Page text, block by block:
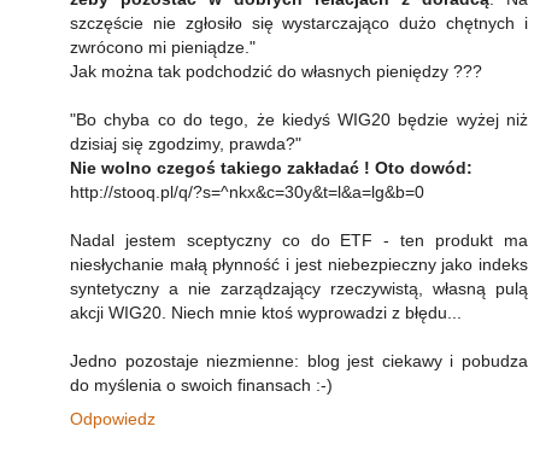
szczęście nie zgłosiło się wystarczająco dużo chętnych i
zwrócono mi pieniądze."
Jak można tak podchodzić do własnych pieniędzy ???
"Bo chyba co do tego, że kiedyś WIG20 będzie wyżej niż
dzisiaj się zgodzimy, prawda?"
Nie wolno czegoś takiego zakładać ! Oto dowód:
http://stooq.pl/q/?s=^nkx&c=30y&t=l&a=lg&b=0
Nadal jestem sceptyczny co do ETF - ten produkt ma
niesłychanie małą płynność i jest niebezpieczny jako indeks
syntetyczny a nie zarządzający rzeczywistą, własną pulą
akcji WIG20. Niech mnie ktoś wyprowadzi z błędu...
Jedno pozostaje niezmienne: blog jest ciekawy i pobudza
do myślenia o swoich finansach :-)
Odpowiedz